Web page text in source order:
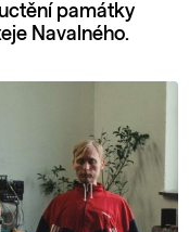
památky
Navalného.